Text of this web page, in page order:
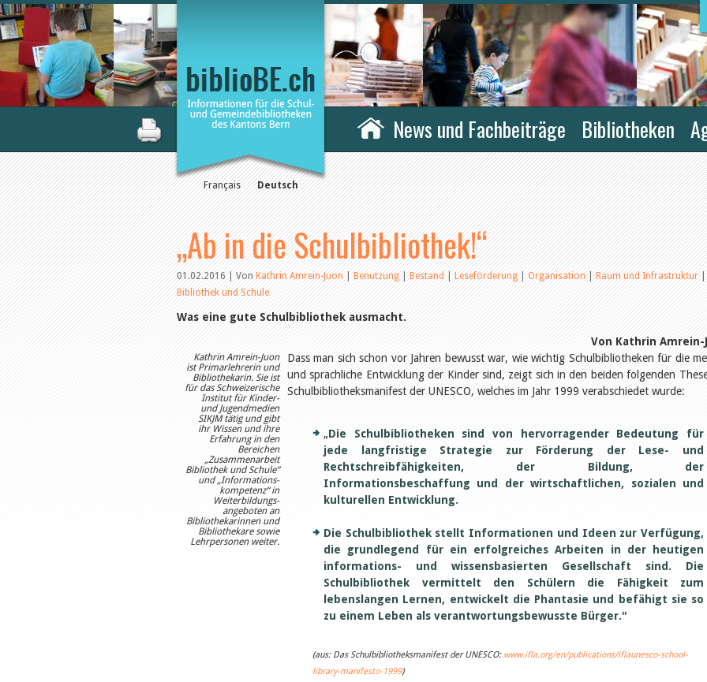
Français Deutsch
News und Fachbeiträge Bibliotheken
„Ab in die Schulbibliothek!“
01.02.2016 | VonKathrin Amrein-Juon|Benutzung|Bestand|Leseförderung|Organisation|Raum und Infrastruktur|
Bibliothek und Schule
Was eine gute Schulbibliothek ausmacht.
Von Kathrin Amrein-
Kathrin Amrein-Juon
ist Primarlehrerin und
Bibliothekarin. Sie ist
für das Schweizerische
Institut für Kinder-
und Jugendmedien
SIKJM tätig und gibt
ihr Wissen und ihre
Erfahrung in den
Bereichen
„Zusammenarbeit
Bibliothek und Schule“
und „Informations-
kompetenz“ in
Weiterbildungs-
angeboten an
Bibliothekarinnen und
Bibliothekare sowie
Lehrpersonen weiter.
Dass man sich schon vor Jahren bewusst war, wie wichtig Schulbibliotheken für die
und sprachliche Entwicklung der Kinder sind, zeigt sich in den beiden folgenden
Schulbibliotheksmanifest der UNESCO, welches im Jahr 1999 verabschiedet wurde:
„Die Schulbibliotheken sind von hervorragender Bedeutung für
jede langfristige Strategie zur Förderung der Lese- und
Rechtschreibfähigkeiten, der Bildung, der
Informationsbeschaffung und der wirtschaftlichen, sozialen und
kulturellen Entwicklung.
Die Schulbibliothek stellt Informationen und Ideen zur Verfügung,
die grundlegend für ein erfolgreiches Arbeiten in der heutigen
informations- und wissensbasierten Gesellschaft sind. Die
Schulbibliothek vermittelt den Schülern die Fähigkeit zum
lebenslangen Lernen, entwickelt die Phantasie und befähigt sie so
zu einem Leben als verantwortungsbewusste Bürger."
(aus: Das Schulbibliotheksmanifest der UNESCO: www.ifla.org/en/publications/iflaunesco-school-
library-manifesto-1999)